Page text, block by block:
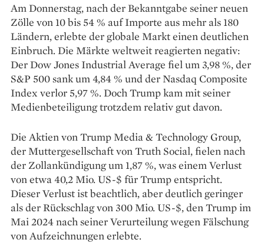
Am Donnerstag, nach der Bekanntgabe seiner neuen
Zölle von 10 bis 54 % auf Importe aus mehr als 180
Ländern, erlebte der globale Markt einen deutlichen
Einbruch. Die Märkte weltweit reagierten negativ:
Der Dow Jones Industrial Average fiel um 3,98 %, der
S&P 500 sank um 4,84 % und der Nasdaq Composite
Index verlor 5,97 %. Doch Trump kam mit seiner
Medienbeteiligung trotzdem relativ gut davon.
Die Aktien von Trump Media & Technology Group,
der Muttergesellschaft von Truth Social, fielen nach
der Zollankündigung um 1,87 %, was einem Verlust
von etwa 40,2 Mio. US-$ für Trump entspricht.
Dieser Verlust ist beachtlich, aber deutlich geringer
als der Rückschlag von 300 Mio. US-$, den Trump im
Mai 2024 nach seiner Verurteilung wegen Fälschung
von Aufzeichnungen erlebte.